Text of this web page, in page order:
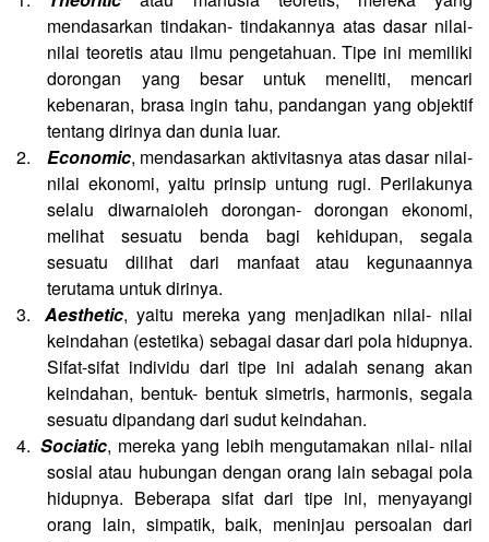
mendasarkan tindakan- tindakannya atas dasar nilai-
nilai teoretis atau ilmu pengetahuan. Tipe ini memiliki
dorongan yang besar untuk meneliti, mencari
kebenaran, brasa ingin tahu, pandangan yang objektif
tentang dirinya dan dunia luar.
2.
Economic, mendasarkan aktivitasnya atas dasar nilai-
nilai ekonomi, yaitu prinsip untung rugi. Perilakunya
selalu diwarnaioleh dorongan- dorongan ekonomi,
melihat sesuatu benda bagi kehidupan, segala
sesuatu dilihat dari manfaat atau kegunaannya
terutama untuk dirinya.
3.
Aesthetic, yaitu mereka yang menjadikan nilai- nilai
keindahan (estetika) sebagai dasar dari pola hidupnya.
Sifat-sifat individu dari tipe ini adalah senang akan
keindahan, bentuk- bentuk simetris, harmonis, segala
sesuatu dipandang dari sudut keindahan.
4. Sociatic, mereka yang lebih mengutamakan nilai- nilai
sosial atau hubungan dengan orang lain sebagai pola
hidupnya. Beberapa sifat dari tipe ini, menyayangi
orang lain, simpatik, baik, meninjau persoalan dari